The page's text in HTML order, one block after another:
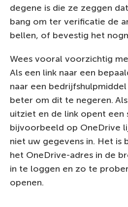
degene is die ze zeggen
bang om ter verificatie de
bellen, of bevestig het
Wees vooral voorzichtig
Als een link naar een
naar een
beter om dit te negeren.
uitziet en de link opent een
bijvoorbeeld op OneDrive
niet uw gegevens in. Het is
het OneDrive-adres in de
in te loggen en zo te
openen.